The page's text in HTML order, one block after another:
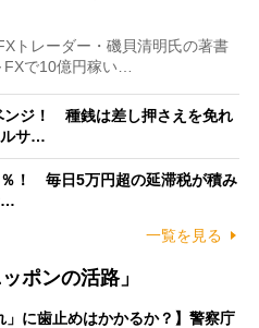
トレーダー・磯貝清明氏の著書
FXで10億円稼い…
ンジ！ 種銭は差し押さえを免れ
ルサ…
％！ 毎日5万円超の延滞税が積み
…
一覧を見る
ポンの活路」
」に歯止めはかかるか？】警察庁